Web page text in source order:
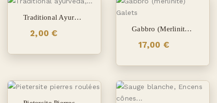
Traditional Ayurveda, Encens Satya
2,00 € Gabbro (merlinite) Galets
17,00 €